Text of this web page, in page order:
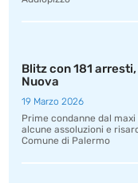
Blitz con 181
Nuova
19 Marzo 2026
Prime condanne dal
alcune assoluzioni e
Comune di Palermo